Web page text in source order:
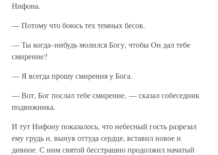
Нифона.
— Потому что боюсь тех темных бесов.
— Ты когда–нибудь молился Богу, чтобы Он дал тебе
смирение?
— Я всегда прошу смирения у Бога.
— Вот, Бог послал тебе смирение, — сказал собеседник
подвижника.
И тут Нифону показалось, что небесный гость разрезал
ему грудь и, вынув оттуда сердце, вставил новое и
дивное. С ним святой бесстрашно продолжил начатый